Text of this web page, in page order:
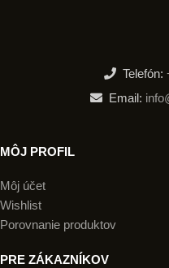
Telefón:
Email:
MÔJ PROFIL
Môj účet
Wishlist
Porovnanie produktov
PRE ZÁKAZNÍKOV